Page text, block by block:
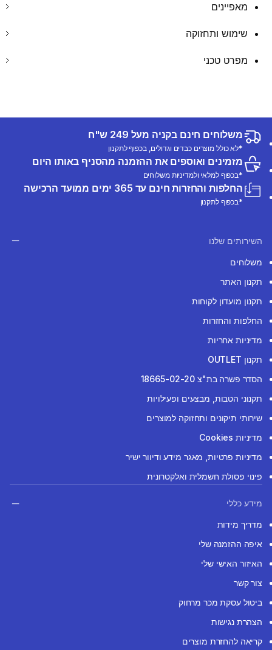
מאפיינים
שימוש ותחזוקה
מפרט טכני
משלוחים חינם בקניה מעל 249 ש"ח
*לא כולל מוצרים כבדים וגדולים, בכפוף לתקנון
מזמינים ואוספים את ההזמנה מהסניף באותו היום
*בכפוף למלאי ולמדיניות משלוחים
החלפות והחזרות חינם עד 365 ימים ממועד הרכישה
*בכפוף לתקנון
השירותים שלנו
משלוחים
תקנון האתר
תקנון מועדון לקוחות
החלפות והחזרות
מדיניות אחריות
תקנון OUTLET
הסדר פשרה בת"צ 18665-02-20
תקנוני הטבות, מבצעים ופעילויות
שירותי תיקונים ותחזוקה למוצרים
מדיניות Cookies
מדיניות פרטיות, מאגר מידע ודיוור ישיר
פינוי פסולת חשמלית ואלקטרונית
מידע כללי
מדריך מידות
איפה ההזמנה שלי
האיזור האישי שלי
צור קשר
ביטול עסקת מכר מרחוק
הצהרת נגישות
קריאה להחזרת מוצרים